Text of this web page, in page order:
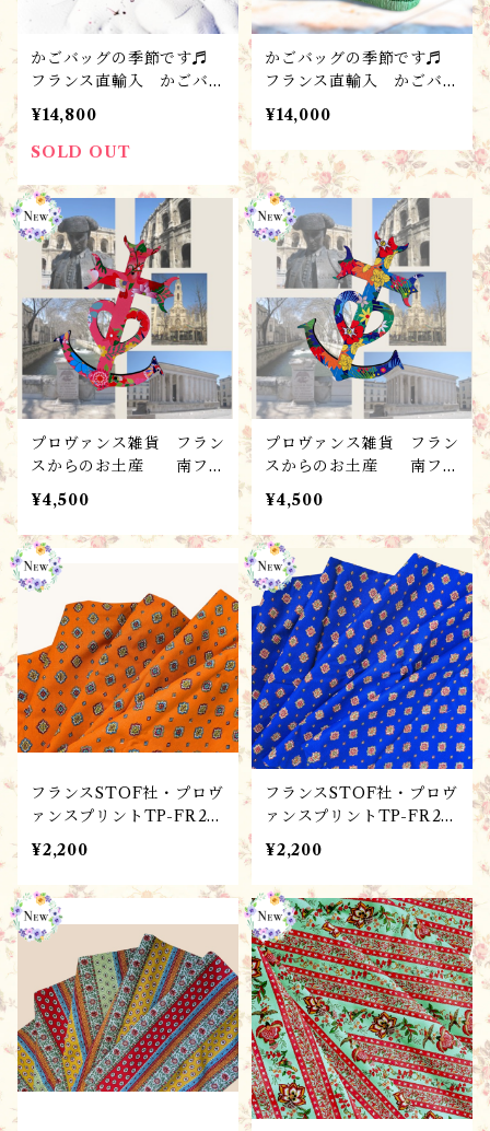
かごバッグの季節です♬
フランス直輸入 かごバッ
グ【S-A】 ハンドメイ
ド・パニエ・バスケット・
ストロー
¥14,800
SOLD OUT
かごバッグの季節です♬
フランス直輸入 かごバッ
グ【SS-A】 ハンドメイ
ド・パニエ・バスケット・
ストロー
¥14,000
プロヴァンス雑貨 フラン
スからのお土産 南フラ
ンス・木製カマルグの十字
架ROSE / 壁掛け・お
守り
¥4,500
プロヴァンス雑貨 フラン
スからのお土産 南フラ
ンス・木製カマルグの十字
架BLEU / 壁掛け・お
守り
¥4,500
フランスSTOF社・プロヴ
ァンスプリントTP-FR26
生地 Figuerolles Bleu
/オレンジ（160x50cm単
位）
¥2,200
フランスSTOF社・プロヴ
ァンスプリントTP-FR26
生地 Figuerolles Bleu
/ブルー（160x50cm単
位）
¥2,200